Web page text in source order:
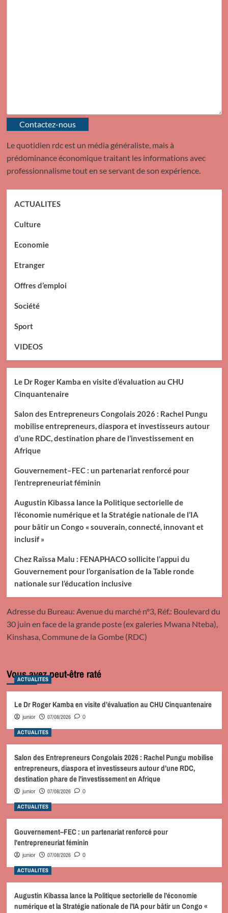
Contactez-nous
Le quotidien rdc est un média généraliste, mais à
prédominance économique traitant les informations avec
professionnalisme tout en se servant de son expérience.
ACTUALITES
Culture
Economie
Etranger
Offres d’emploi
Société
Sport
VIDEOS
Le Dr Roger Kamba en visite d’évaluation au CHU
Cinquantenaire
Salon des Entrepreneurs Congolais 2026 : Rachel Pungu
mobilise entrepreneurs, diaspora et investisseurs autour
d’une RDC, destination phare de l’investissement en
Afrique
Gouvernement–FEC : un partenariat renforcé pour
l’entrepreneuriat féminin
Augustin Kibassa lance la Politique sectorielle de
l’économie numérique et la Stratégie nationale de l’IA
pour bâtir un Congo « souverain, connecté, innovant et
inclusif »
Chez Raïssa Malu : FENAPHACO sollicite l’appui du
Gouvernement pour l’organisation de la Table ronde
nationale sur l’éducation inclusive
Adresse du Bureau: Avenue du marché n°3, Réf.: Boulevard du
30 juin en face de la grande poste (ex galeries Mwana Nteba),
Kinshasa, Commune de la Gombe (RDC)
Vous avez peut-être raté
ACTUALITES
Le Dr Roger Kamba en visite d’évaluation au CHU Cinquantenaire
junior 07/08/2026 0
ACTUALITES
Salon des Entrepreneurs Congolais 2026 : Rachel Pungu mobilise
entrepreneurs, diaspora et investisseurs autour d’une RDC,
destination phare de l’investissement en Afrique
junior 07/08/2026 0
ACTUALITES
Gouvernement–FEC : un partenariat renforcé pour
l’entrepreneuriat féminin
junior 07/08/2026 0
ACTUALITES
Augustin Kibassa lance la Politique sectorielle de l’économie
numérique et la Stratégie nationale de l’IA pour bâtir un Congo «